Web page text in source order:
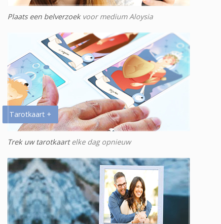
Plaats een belverzoekvoor medium Aloysia
Tarotkaart +
Trek uw tarotkaartelke dag opnieuw